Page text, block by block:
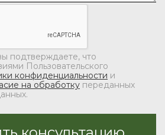
подтверждаете, что
Пользовательского
конфиденциальности и
на обработкупереданных